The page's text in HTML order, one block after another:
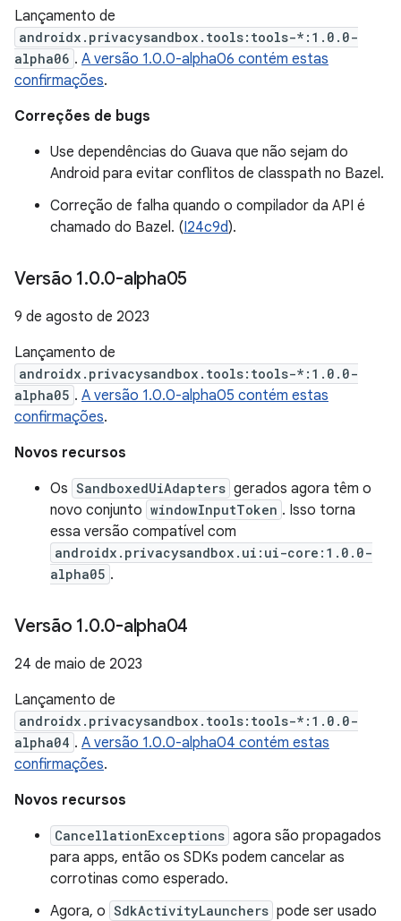
Lançamento de
androidx.privacysandbox.tools:tools-*:1.0.0-
alpha06 . A versão 1.0.0-alpha06 contém estas
confirmações.
Correções de bugs
Use dependências do Guava que não sejam do
Android para evitar conflitos de classpath no Bazel.
Correção de falha quando o compilador da API é
chamado do Bazel. (I24c9d).
Versão 1.0.0-alpha05
9 de agosto de 2023
Lançamento de
androidx.privacysandbox.tools:tools-*:1.0.0-
alpha05 . A versão 1.0.0-alpha05 contém estas
confirmações.
Novos recursos
Os SandboxedUiAdapters gerados agora têm o
novo conjunto windowInputToken . Isso torna
essa versão compatível com
androidx.privacysandbox.ui:ui-core:1.0.0-
alpha05 .
Versão 1.0.0-alpha04
24 de maio de 2023
Lançamento de
androidx.privacysandbox.tools:tools-*:1.0.0-
alpha04 . A versão 1.0.0-alpha04 contém estas
confirmações.
Novos recursos
CancellationExceptions agora são propagados
para apps, então os SDKs podem cancelar as
corrotinas como esperado.
Agora, o SdkActivityLaunchers pode ser usado